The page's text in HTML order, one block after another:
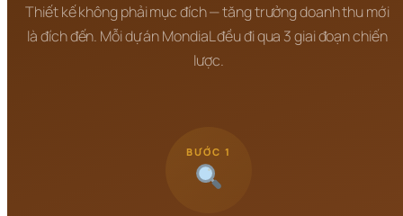
Thiết kế không phải mục đích — tăng trưởng doanh thu mới
là đích đến. Mỗi dự án MondiaL đều đi qua 3 giai đoạn chiến
lược.
BƯỚC 1